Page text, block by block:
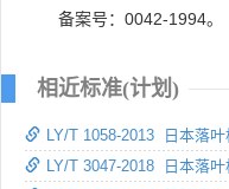
备案号：0042-1994。
相近标准(计划)
LY/T 1058-2013 日本落
LY/T 3047-2018 日本落